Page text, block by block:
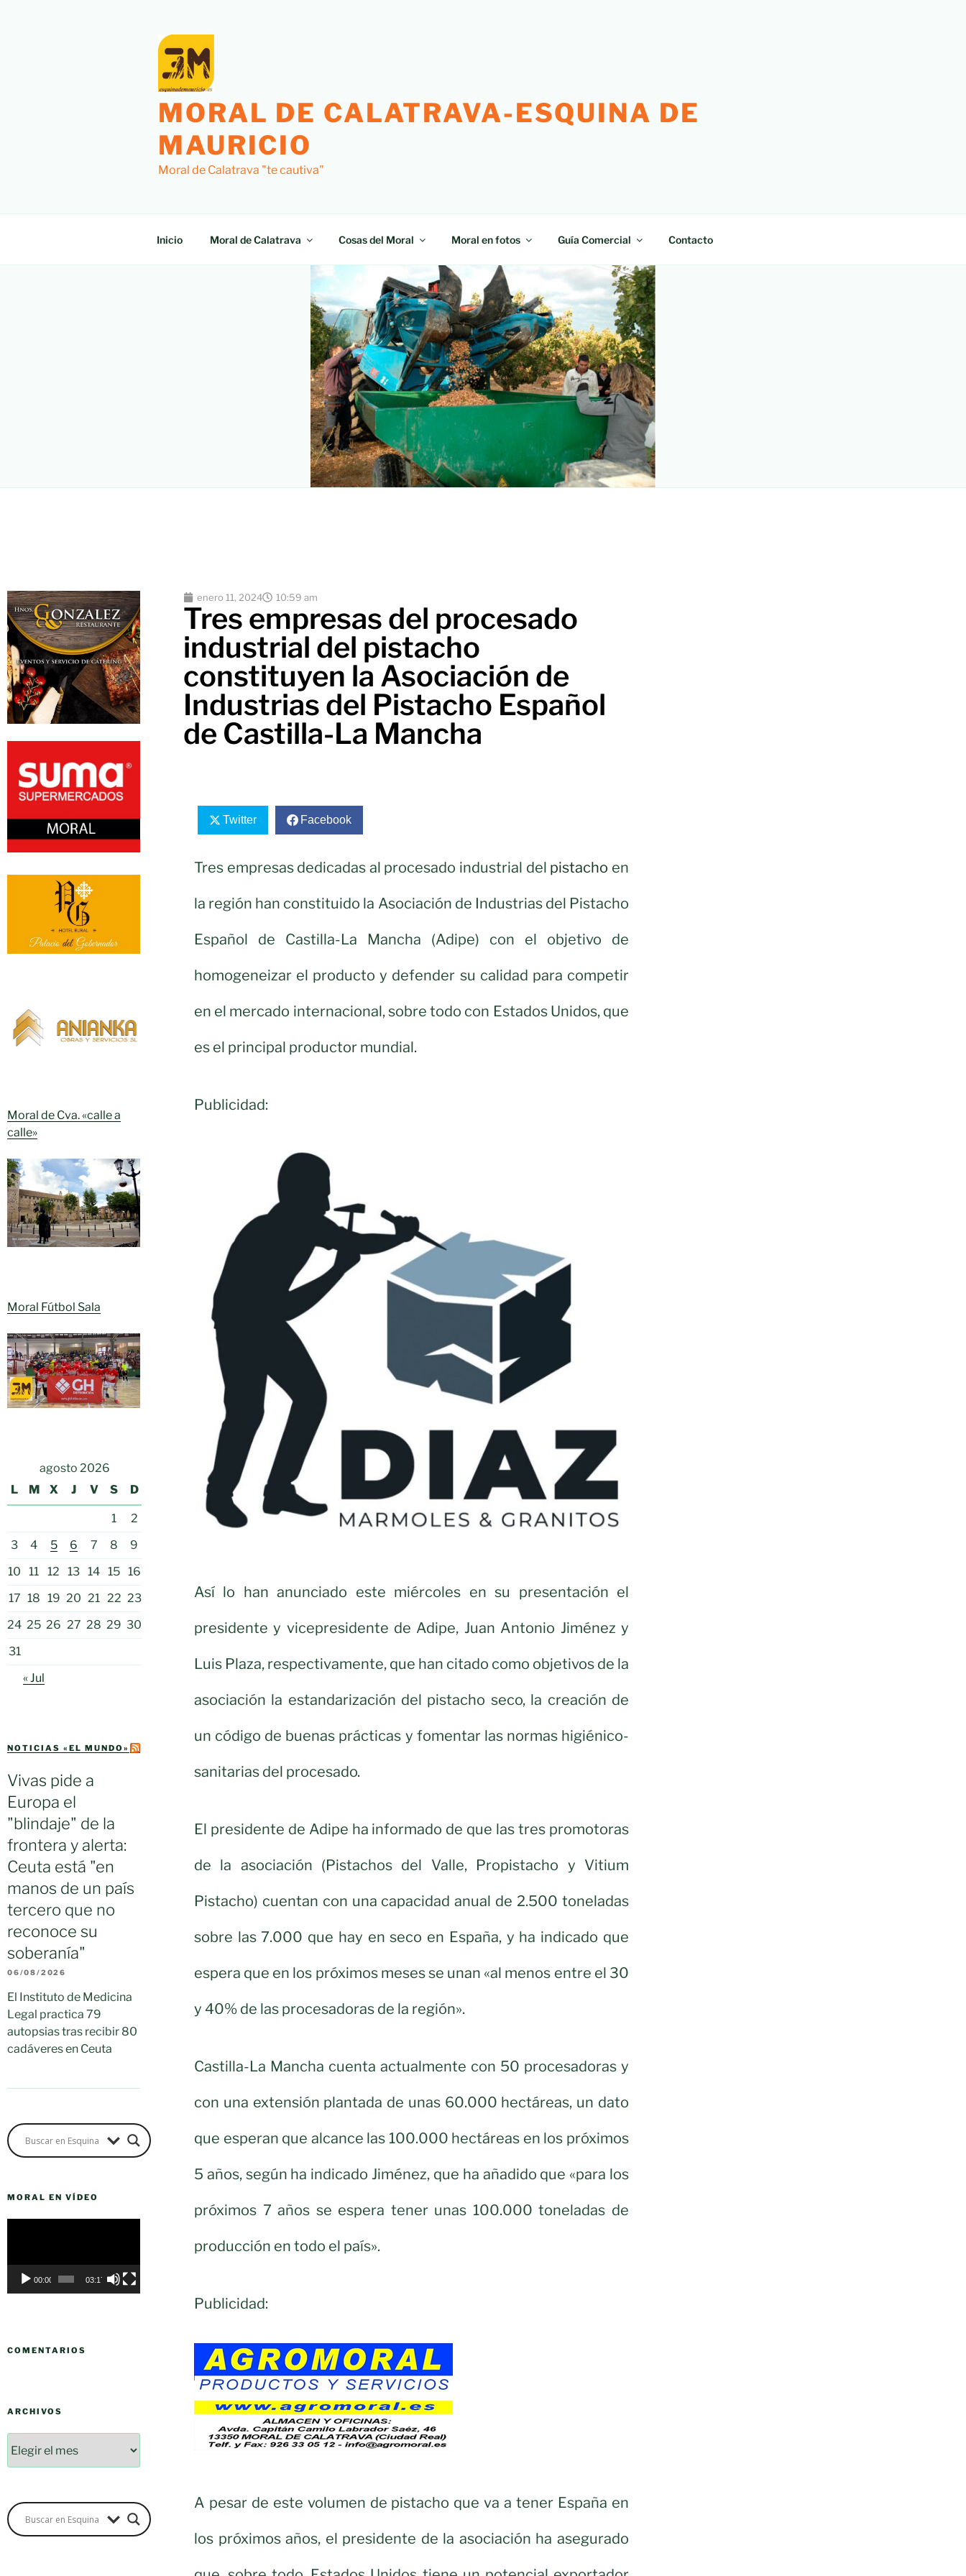
MORAL DE CALATRAVA-ESQUINA DE
MAURICIO
Moral de Calatrava "te cautiva"
Inicio Moral de Calatrava Cosas del Moral Moral en fotos Guía Comercial Contacto
Moral de Cva. «calle a
calle»
Moral Fútbol Sala
agosto 2026
L
M X J V S D
1
2
3
4 5 6 7 8
9
10
11 12 13 14 15 16
17 18 19 20 21 22 23
24 25 26 27 28 29 30
31
« Jul
NOTICIAS «EL MUNDO»
Vivas pide a
Europa el
"blindaje" de la
frontera y alerta:
Ceuta está "en
manos de un país
tercero que no
reconoce su
soberanía"
06/08/2026
El Instituto de Medicina
Legal practica 79
autopsias tras recibir 80
cadáveres en Ceuta
MORAL EN VÍDEO
00:00 03:17
COMENTARIOS
ARCHIVOS
enero 11, 2024 10:59 am
Tres empresas del procesado
industrial del pistacho
constituyen la Asociación de
Industrias del Pistacho Español
de Castilla-La Mancha
Twitter Facebook
Tres empresas dedicadas al procesado industrial del pistacho en
la región han constituido la Asociación de Industrias del Pistacho
Español de Castilla-La Mancha (Adipe) con el objetivo de
homogeneizar el producto y defender su calidad para competir
en el mercado internacional, sobre todo con Estados Unidos, que
es el principal productor mundial.
Publicidad:
Así lo han anunciado este miércoles en su presentación el
presidente y vicepresidente de Adipe, Juan Antonio Jiménez y
Luis Plaza, respectivamente, que han citado como objetivos de la
asociación la estandarización del pistacho seco, la creación de
un código de buenas prácticas y fomentar las normas higiénico-
sanitarias del procesado.
El presidente de Adipe ha informado de que las tres promotoras
de la asociación (Pistachos del Valle, Propistacho y Vitium
Pistacho) cuentan con una capacidad anual de 2.500 toneladas
sobre las 7.000 que hay en seco en España, y ha indicado que
espera que en los próximos meses se unan «al menos entre el 30
y 40% de las procesadoras de la región».
Castilla-La Mancha cuenta actualmente con 50 procesadoras y
con una extensión plantada de unas 60.000 hectáreas, un dato
que esperan que alcance las 100.000 hectáreas en los próximos
5 años, según ha indicado Jiménez, que ha añadido que «para los
próximos 7 años se espera tener unas 100.000 toneladas de
producción en todo el país».
Publicidad:
A pesar de este volumen de pistacho que va a tener España en
los próximos años, el presidente de la asociación ha asegurado